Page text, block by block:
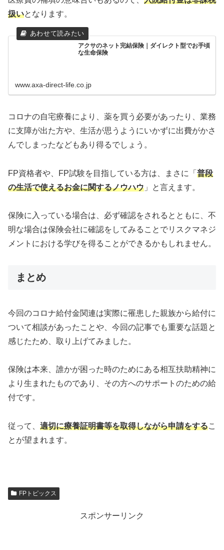
扱いとなります。
アクサのネット完結保険｜ダイレクト型でお手頃
な生命保険
www.axa-direct-life.co.jp
コロナの自宅療養により、薬を買う必要があったり、業務
に支障が出た方や、生活が思うようにいかずに出費がかさ
んでしまったなどもあり得るでしょう。
FP資格者や、FP試験を目指している方は、まさに「 普段
の生活で使えるお金に関するノウハウ 」と言えます。
保険に入っている場合は、必ず確認をされるとともに、不
明な場合は保険会社に確認をしてみることでリスクマネジ
メントにおける学びを得ることができるかもしれません。
まとめ
今回のコロナ給付金関連は実際に罹患した親族から給付に
ついて相談があったことや、今回の記事でも重要な話題と
感じたため、取り上げてみました。
保険は本来、誰かが困った時のためにある相互扶助精神に
より生まれたものであり、その方へのサポートのための給
付です。
従って、 適切に療養証明書等を取得しながら申請をするこ
とが望まれます。
FPトピックス
スポンサーリンク